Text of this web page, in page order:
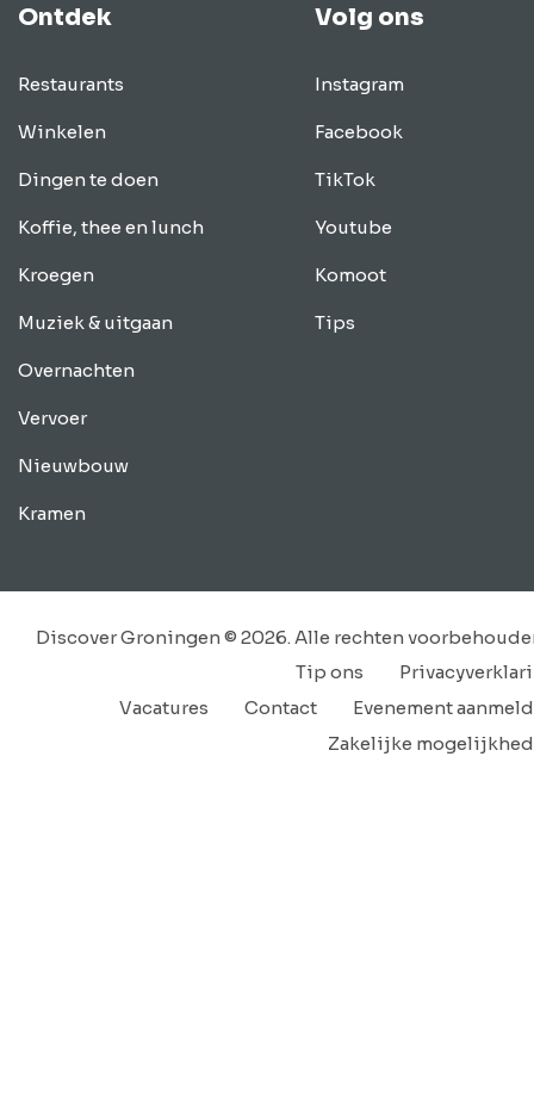
Ontdek
Restaurants
Winkelen
Dingen te doen
Koffie, thee en lunch
Kroegen
Muziek & uitgaan
Overnachten
Vervoer
Nieuwbouw
Kramen
Volg ons
Instagram
Facebook
TikTok
Youtube
Komoot
Tips
Discover Groningen © 2026. Alle rechten
Tip ons
Evenement
Contact
Vacatures
Zakelijke